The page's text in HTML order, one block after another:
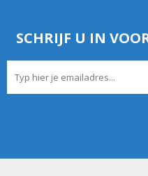
SCHRIJF U IN